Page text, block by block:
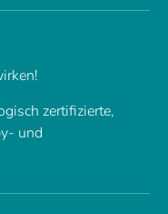
zertifizierte,
und